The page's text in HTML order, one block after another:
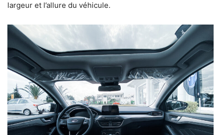
largeur et l’allure du véhicule.